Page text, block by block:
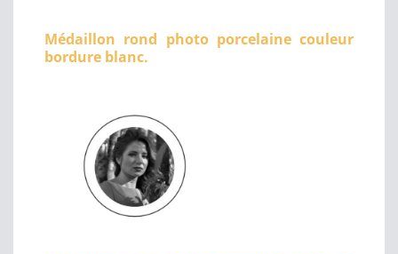
Médaillon rond photo porcelaine couleur
bordure blanc.